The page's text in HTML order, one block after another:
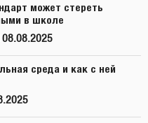
может стереть
в школе
08.08.2025
среда и как с ней